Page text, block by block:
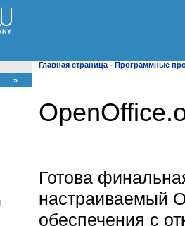
Главная страница - Программные
Готова
настраиваемый
обеспечения с